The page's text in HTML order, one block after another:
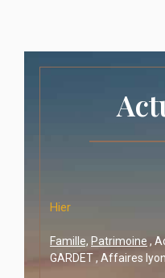
Hier
Famille, Patrimoine ,
GARDET , Affaires